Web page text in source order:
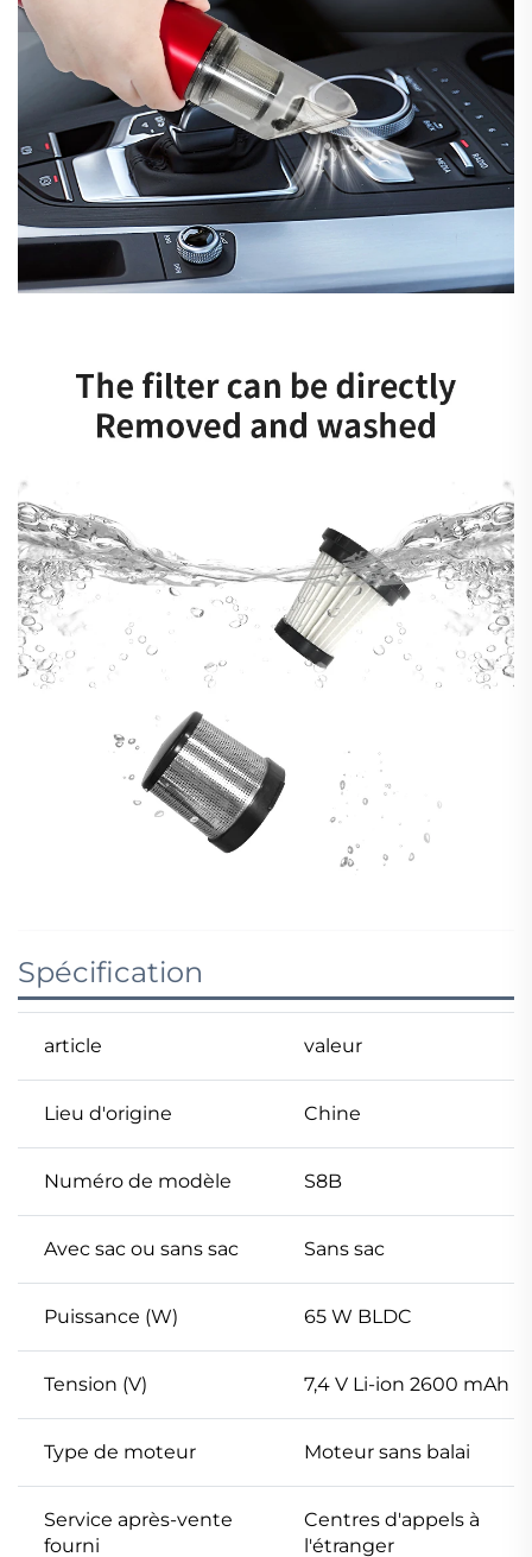
Spécification
article valeur
Lieu d'origine Chine
Numéro de modèle S8B
Avec sac ou sans sac Sans sac
Puissance (W) 65 W BLDC
Tension (V) 7,4 V Li-ion 2600 mAh
Type de moteur Moteur sans balai
Service après-vente
fourni
Centres d'appels à
l'étranger